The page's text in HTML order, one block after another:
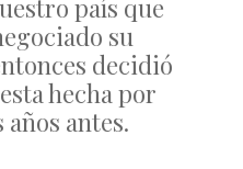
país que
su
decidió
hecha por
antes.